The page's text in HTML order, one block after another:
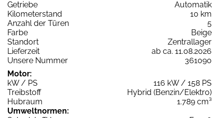
Getriebe
Automatik
Kilometerstand
10 km
Anzahl der Türen
5
Farbe
Beige
Standort
Zentrallager
Lieferzeit
ab ca. 11.08.2026
Unsere Nummer
361090
Motor:
kW / PS
116 kW / 158 PS
Treibstoff
Hybrid (Benzin/Elektro)
Hubraum
1.789 cm³
Umweltnormen: